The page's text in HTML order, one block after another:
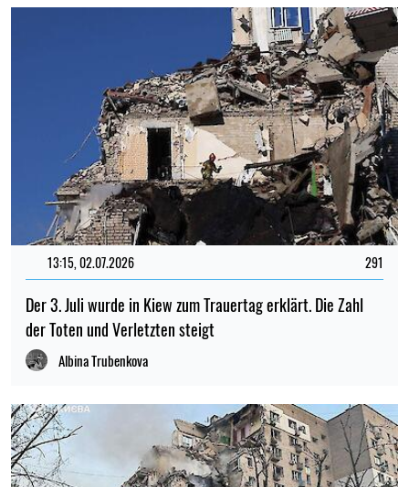
13:15, 02.07.2026 291
Der 3. Juli wurde in Kiew zum Trauertag erklärt. Die Zahl
der Toten und Verletzten steigt
Albina Trubenkova